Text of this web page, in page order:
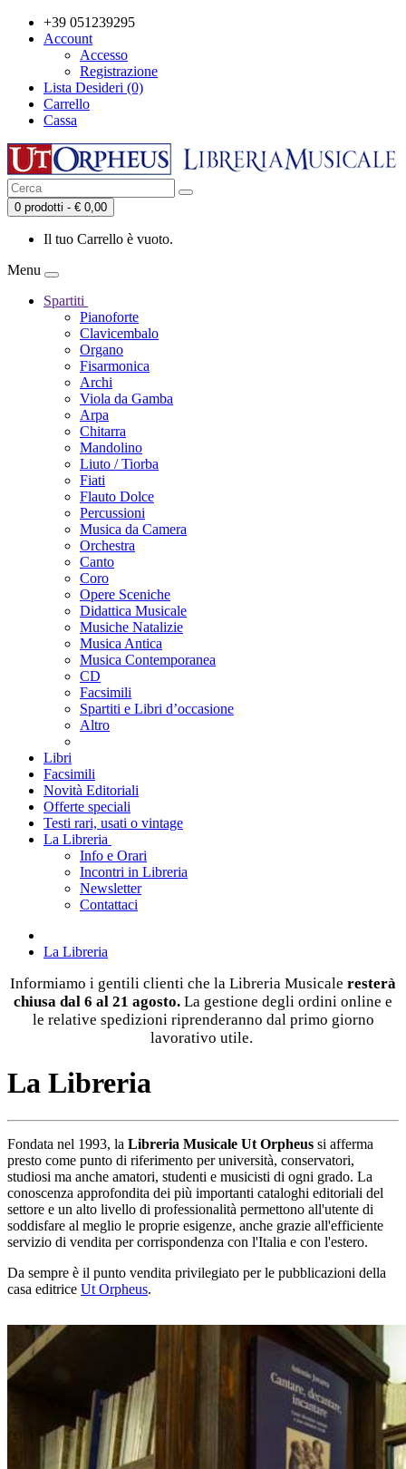
+39 051239295
Account
Accesso
Registrazione
Lista Desideri (0)
Carrello
Cassa
0 prodotti - € 0,00
Il tuo Carrello è vuoto.
Menu
Spartiti
Pianoforte
Clavicembalo
Organo
Fisarmonica
Archi
Viola da Gamba
Arpa
Chitarra
Mandolino
Liuto / Tiorba
Fiati
Flauto Dolce
Percussioni
Musica da Camera
Orchestra
Canto
Coro
Opere Sceniche
Didattica Musicale
Musiche Natalizie
Musica Antica
Musica Contemporanea
CD
Facsimili
Spartiti e Libri d’occasione
Altro
Libri
Facsimili
Novità Editoriali
Offerte speciali
Testi rari, usati o vintage
La Libreria
Info e Orari
Incontri in Libreria
Newsletter
Contattaci
La Libreria
Informiamo i gentili clienti che la Libreria Musicale resterà
chiusa dal 6 al 21 agosto. La gestione degli ordini online e
le relative spedizioni riprenderanno dal primo giorno
lavorativo utile.
La Libreria
Fondata nel 1993, la Libreria Musicale Ut Orpheus si afferma
presto come punto di riferimento per università, conservatori,
studiosi ma anche amatori, studenti e musicisti di ogni grado. La
conoscenza approfondita dei più importanti cataloghi editoriali del
settore e un alto livello di professionalità permettono all'utente di
soddisfare al meglio le proprie esigenze, anche grazie all'efficiente
servizio di vendita per corrispondenza con l'Italia e con l'estero.
Da sempre è il punto vendita privilegiato per le pubblicazioni della
casa editrice Ut Orpheus.